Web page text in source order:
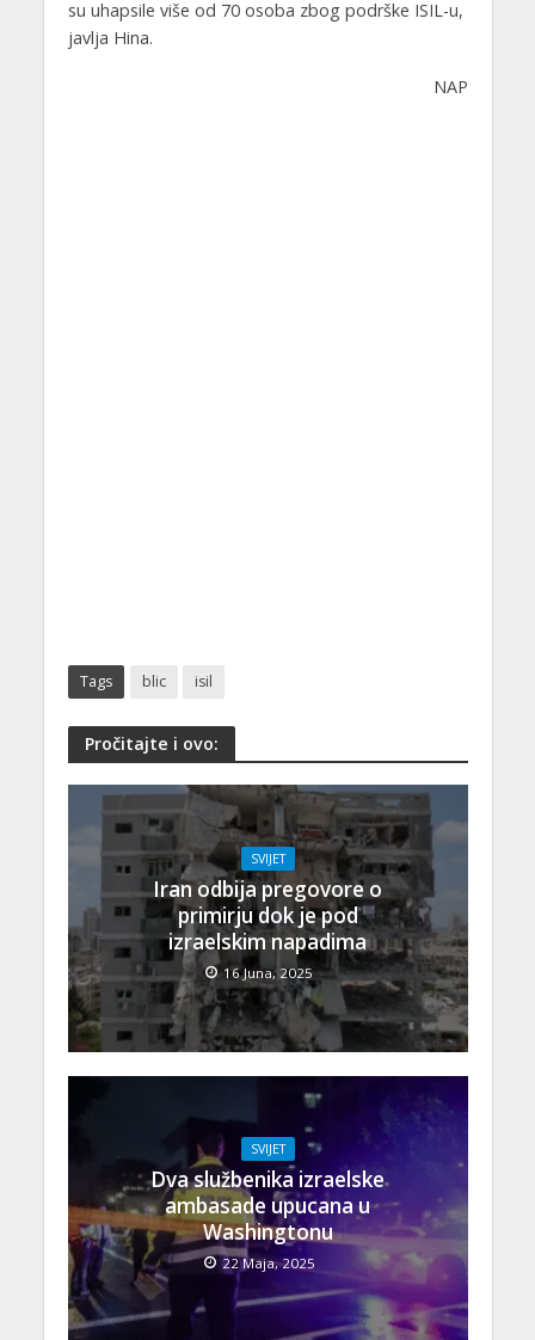
su uhapsile više od 70 osoba zbog podrške ISIL-u,
javlja Hina.
NAP
Tags blic isil
Pročitajte i ovo:
SVIJET
Iran odbija pregovore o
primirju dok je pod
izraelskim napadima
16 Juna, 2025
SVIJET
Dva službenika izraelske
ambasade upucana u
Washingtonu
22 Maja, 2025